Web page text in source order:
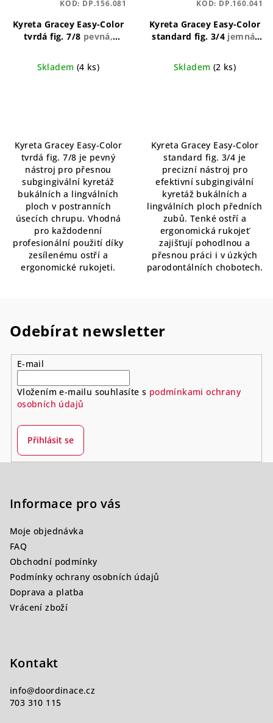
Kyreta Gracey Easy-Color
tvrdá fig. 7/8 pevná,
Skladem (4 ks)
Kyreta Gracey Easy-Color
tvrdá fig. 7/8 je pevný
nástroj pro přesnou
subgingivální kyretáž
bukálních a lingválních
ploch v postranních
úsecích chrupu. Vhodná
pro každodenní
profesionální použití díky
zesílenému ostří a
ergonomické rukojeti.
KÓD: DP.156.081
Kyreta Gracey Easy-Color
standard fig. 3/4 jemná,
Skladem (2 ks)
Kyreta Gracey Easy-Color
standard fig. 3/4 je
precizní nástroj pro
efektivní subgingivální
kyretáž bukálních a
lingválních ploch předních
zubů. Tenké ostří a
ergonomická rukojeť
zajišťují pohodlnou a
přesnou práci i v úzkých
parodontálních chobotech.
KÓD: DP.160.041
Odebírat newsletter
E-mail
Vložením e-mailu souhlasíte s podmínkami ochrany
osobních údajů
Přihlásit se
Informace pro vás
Moje objednávka
FAQ
Obchodní podmínky
Podmínky ochrany osobních údajů
Doprava a platba
Vrácení zboží
Kontakt
info@doordinace.cz
703 310 115